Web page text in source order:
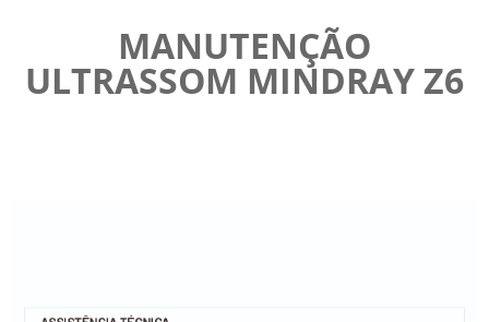
MANUTENÇÃO
ULTRASSOM MINDRAY Z6